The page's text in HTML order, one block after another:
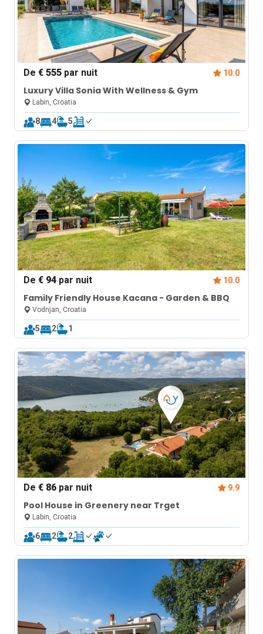
De€ 555 par nuit 10.0
Luxury Villa Sonia With Wellness & Gym
Labin, Croatia
8 4 5
De€ 94 par nuit 10.0
Family Friendly House Kacana - Garden & BBQ
Vodnjan, Croatia
5 2 1
De€ 86 par nuit 9.9
Pool House in Greenery near Trget
Labin, Croatia
6 2 2